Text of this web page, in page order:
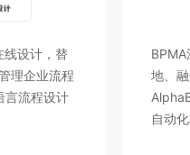
间大、机会多、成长快
线设计，替
理企业流程
言流程设计
地、
自动